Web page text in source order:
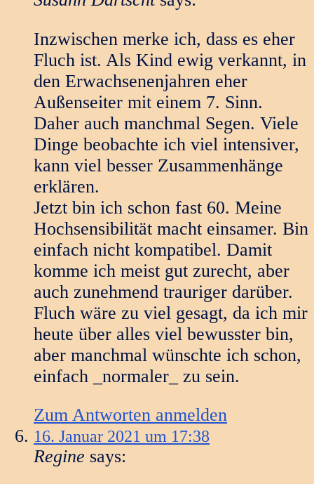
Inzwischen merke ich, dass es eher
Fluch ist. Als Kind ewig verkannt, in
den Erwachsenenjahren eher
Außenseiter mit einem 7. Sinn.
Daher auch manchmal Segen. Viele
Dinge beobachte ich viel intensiver,
kann viel besser Zusammenhänge
erklären.
Jetzt bin ich schon fast 60. Meine
Hochsensibilität macht einsamer. Bin
einfach nicht kompatibel. Damit
komme ich meist gut zurecht, aber
auch zunehmend trauriger darüber.
Fluch wäre zu viel gesagt, da ich mir
heute über alles viel bewusster bin,
aber manchmal wünschte ich schon,
einfach _normaler_ zu sein.
Zum Antworten anmelden
16. Januar 2021 um 17:38
Regine says: